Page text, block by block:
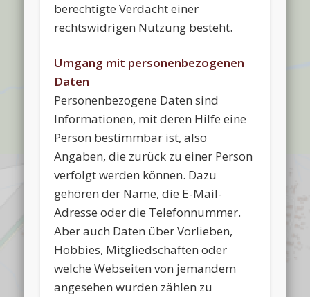
berechtigte Verdacht einer
rechtswidrigen Nutzung besteht.
Umgang mit personenbezogenen
Daten
Personenbezogene Daten sind
Informationen, mit deren Hilfe eine
Person bestimmbar ist, also
Angaben, die zurück zu einer Person
verfolgt werden können. Dazu
gehören der Name, die E-Mail-
Adresse oder die Telefonnummer.
Aber auch Daten über Vorlieben,
Hobbies, Mitgliedschaften oder
welche Webseiten von jemandem
angesehen wurden zählen zu